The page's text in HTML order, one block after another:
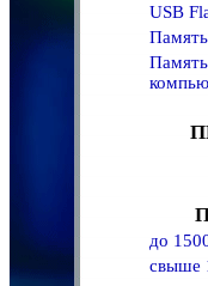
USB
до
свыше